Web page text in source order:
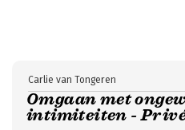
Omgaan met
intimiteiten - Privé
Carlie van Tongeren